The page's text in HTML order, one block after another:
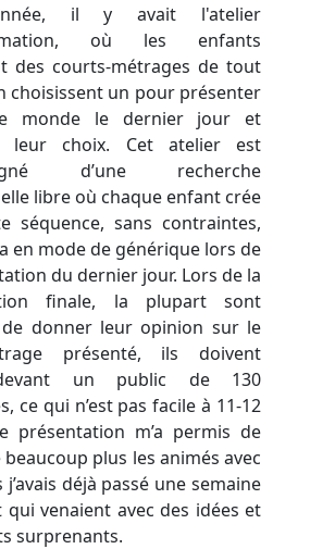
il y avait l'atelier
où les enfants
des courts-métrages de tout
choisissent un pour présenter
monde le dernier jour et
leur choix. Cet atelier est
d’une recherche
libre où chaque enfant crée
séquence, sans contraintes,
en mode de générique lors de
du dernier jour. Lors de la
finale, la plupart sont
donner leur opinion sur le
présenté, ils doivent
un public de 130
ce qui n’est pas facile à 11-12
présentation m’a permis de
plus les animés avec
j’avais déjà passé une semaine
qui venaient avec des idées et
surprenants.